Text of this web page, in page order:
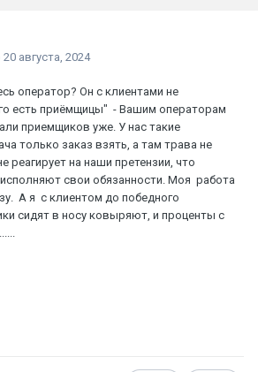
20 августа, 2024
оператор? Он с клиентами не
есть приёмщицы" - Вашим операторам
приемщиков уже. У нас такие
только заказ взять, а там трава не
реагирует на наши претензии, что
свои обязанности. Моя работа
А я с клиентом до победного
сидят в носу ковыряют, и проценты с